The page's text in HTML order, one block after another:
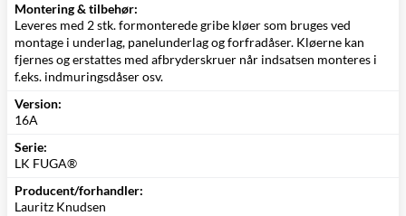
Montering & tilbehør:
Leveres med 2 stk. formonterede gribe kløer som bruges ved
montage i underlag, panelunderlag og forfradåser. Kløerne kan
fjernes og erstattes med afbryderskruer når indsatsen monteres i
f.eks. indmuringsdåser osv.
Version:
16A
Serie:
LK FUGA®
Producent/forhandler:
Lauritz Knudsen